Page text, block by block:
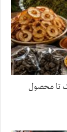
تا محصول